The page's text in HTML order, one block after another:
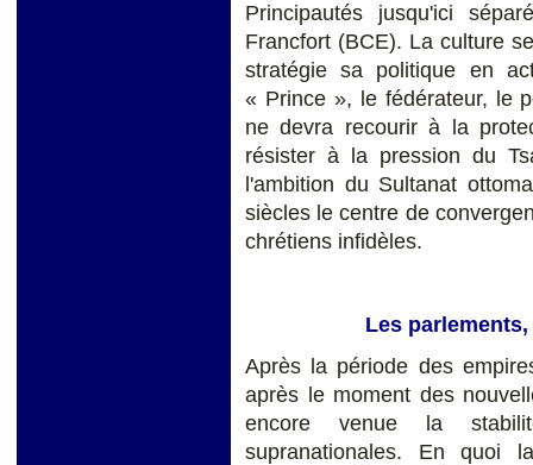
Principautés jusqu'ici
Francfort (BCE). La culture
stratégie sa politique en
« Prince », le fédérateur, le
ne devra recourir à la
résister à la pression du
l'ambition du Sultanat
siècles le centre de
chrétiens infidèles.
Les
Après la période des
après le moment des
encore venue la
supranationales. En quoi